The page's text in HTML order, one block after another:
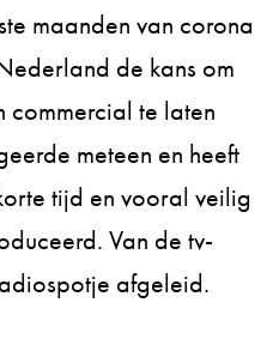
maanden van corona
de kans om
commercial te laten
meteen en heeft
tijd en vooral veilig
Van de tv-
afgeleid.